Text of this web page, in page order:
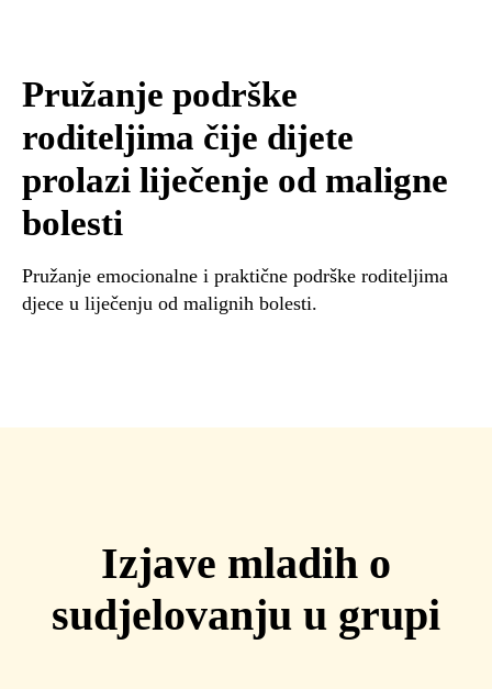
Pružanje podrške
roditeljima čije dijete
prolazi liječenje od maligne
bolesti
Pružanje emocionalne i praktične podrške roditeljima
djece u liječenju od malignih bolesti.
Izjave mladih o
sudjelovanju u grupi